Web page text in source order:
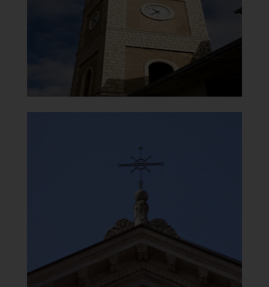
[
Carmine
Timpano e Croce
Clicca per ingrandire